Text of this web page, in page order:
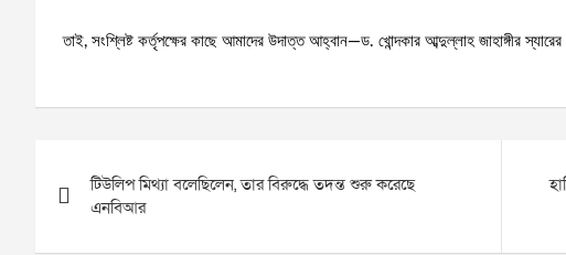
তাই, সংশ্লিষ্ট কর্তৃপক্ষের কাছে আমাদের উদাত্ত আহ্বান—ড. খোন্দকার আব্দুল্লাহ জাহাঙ্গীর
navigation
টিউলিপ মিথ্যা বলেছিলেন, তার বিরুদ্ধে তদন্ত শুরু করেছে
এনবিআর